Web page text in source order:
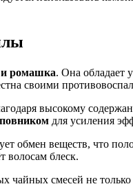
и ромашка. Она обладает
своими
высокому
для усиления
обмен веществ, что
волосам блеск.
чайных смесей не